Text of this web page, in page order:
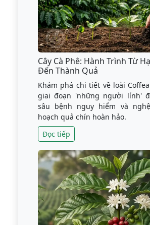
Cây Cà Phê: Hành Trình Từ
Đến Thành Quả
Khám phá chi tiết về loài
giai đoạn 'những người lính'
sâu bệnh nguy hiểm và
hoạch quả chín hoàn hảo.
Đọc tiếp